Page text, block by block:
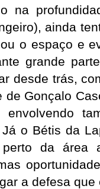
na
ainda
o espaço e
grande
desde trás,
Gonçalo
o Bétis da
perto da área
a defesa